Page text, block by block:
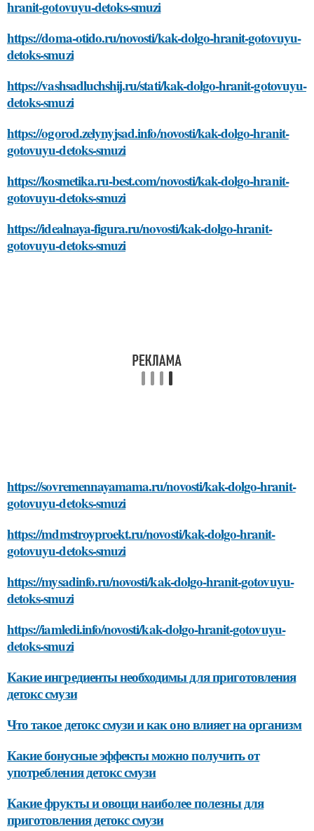
hranit-gotovuyu-detoks-smuzi
https://doma-otido.ru/novosti/kak-dolgo-hranit-gotovuyu-
detoks-smuzi
https://vashsadluchshij.ru/stati/kak-dolgo-hranit-gotovuyu-
detoks-smuzi
https://ogorod.zelynyjsad.info/novosti/kak-dolgo-hranit-
gotovuyu-detoks-smuzi
https://kosmetika.ru-best.com/novosti/kak-dolgo-hranit-
gotovuyu-detoks-smuzi
https://idealnaya-figura.ru/novosti/kak-dolgo-hranit-
gotovuyu-detoks-smuzi
https://sovremennayamama.ru/novosti/kak-dolgo-hranit-
gotovuyu-detoks-smuzi
https://mdmstroyproekt.ru/novosti/kak-dolgo-hranit-
gotovuyu-detoks-smuzi
https://mysadinfo.ru/novosti/kak-dolgo-hranit-gotovuyu-
detoks-smuzi
https://iamledi.info/novosti/kak-dolgo-hranit-gotovuyu-
detoks-smuzi
Какие ингредиенты необходимы для приготовления
детокс смузи
Что такое детокс смузи и как оно влияет на организм
Какие бонусные эффекты можно получить от
употребления детокс смузи
Какие фрукты и овощи наиболее полезны для
приготовления детокс смузи